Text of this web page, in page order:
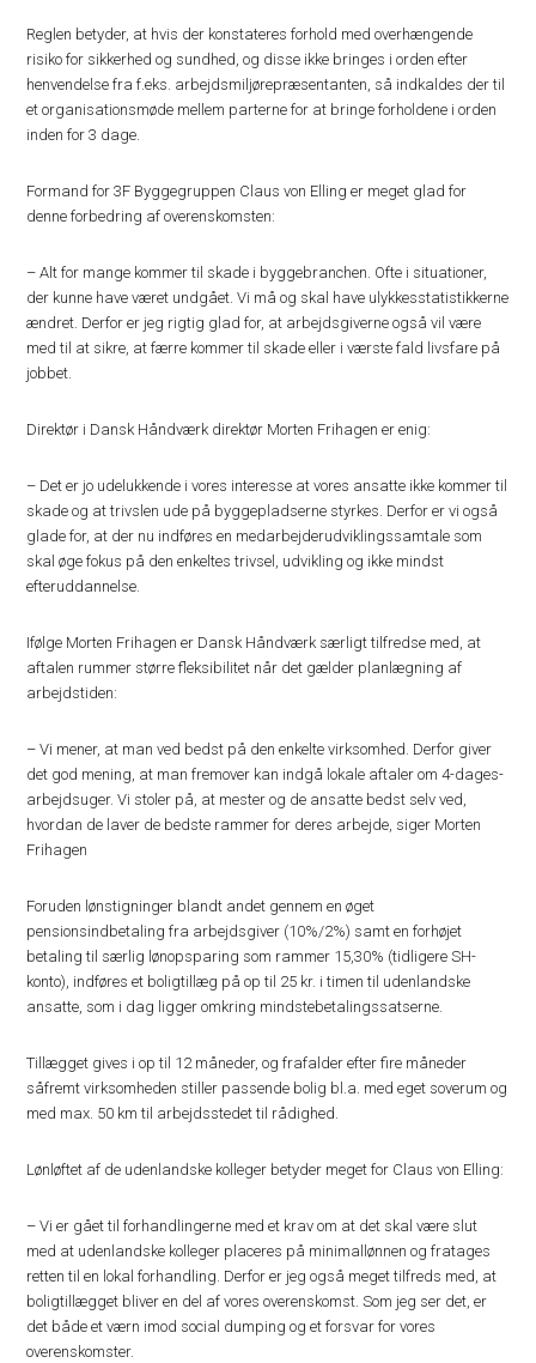
Reglen betyder, at hvis der konstateres forhold med overhængende
risiko for sikkerhed og sundhed, og disse ikke bringes i orden efter
henvendelse fra f.eks. arbejdsmiljørepræsentanten, så indkaldes der til
et organisationsmøde mellem parterne for at bringe forholdene i orden
inden for 3 dage.
Formand for 3F Byggegruppen Claus von Elling er meget glad for
denne forbedring af overenskomsten:
– Alt for mange kommer til skade i byggebranchen. Ofte i situationer,
der kunne have været undgået. Vi må og skal have ulykkesstatistikkerne
ændret. Derfor er jeg rigtig glad for, at arbejdsgiverne også vil være
med til at sikre, at færre kommer til skade eller i værste fald livsfare på
jobbet.
Direktør i Dansk Håndværk direktør Morten Frihagen er enig:
– Det er jo udelukkende i vores interesse at vores ansatte ikke kommer til
skade og at trivslen ude på byggepladserne styrkes. Derfor er vi også
glade for, at der nu indføres en medarbejderudviklingssamtale som
skal øge fokus på den enkeltes trivsel, udvikling og ikke mindst
efteruddannelse.
Ifølge Morten Frihagen er Dansk Håndværk særligt tilfredse med, at
aftalen rummer større fleksibilitet når det gælder planlægning af
arbejdstiden:
– Vi mener, at man ved bedst på den enkelte virksomhed. Derfor giver
det god mening, at man fremover kan indgå lokale aftaler om 4-dages-
arbejdsuger. Vi stoler på, at mester og de ansatte bedst selv ved,
hvordan de laver de bedste rammer for deres arbejde, siger Morten
Frihagen
Foruden lønstigninger blandt andet gennem en øget
pensionsindbetaling fra arbejdsgiver (10%/2%) samt en forhøjet
betaling til særlig lønopsparing som rammer 15,30% (tidligere SH-
konto), indføres et boligtillæg på op til 25 kr. i timen til udenlandske
ansatte, som i dag ligger omkring mindstebetalingssatserne.
Tillægget gives i op til 12 måneder, og frafalder efter fire måneder
såfremt virksomheden stiller passende bolig bl.a. med eget soverum og
med max. 50 km til arbejdsstedet til rådighed.
Lønløftet af de udenlandske kolleger betyder meget for Claus von Elling:
– Vi er gået til forhandlingerne med et krav om at det skal være slut
med at udenlandske kolleger placeres på minimallønnen og fratages
retten til en lokal forhandling. Derfor er jeg også meget tilfreds med, at
boligtillægget bliver en del af vores overenskomst. Som jeg ser det, er
det både et værn imod social dumping og et forsvar for vores
overenskomster.